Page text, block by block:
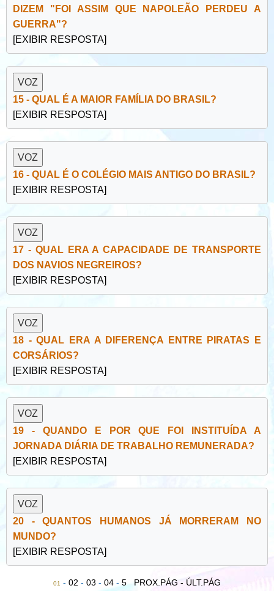
DIZEM "FOI ASSIM QUE NAPOLEÃO PERDEU A
GUERRA"?
[EXIBIR RESPOSTA]
15 - QUAL É A MAIOR FAMÍLIA DO BRASIL?
[EXIBIR RESPOSTA]
16 - QUAL É O COLÉGIO MAIS ANTIGO DO BRASIL?
[EXIBIR RESPOSTA]
17 - QUAL ERA A CAPACIDADE DE TRANSPORTE
DOS NAVIOS NEGREIROS?
[EXIBIR RESPOSTA]
18 - QUAL ERA A DIFERENÇA ENTRE PIRATAS E
CORSÁRIOS?
[EXIBIR RESPOSTA]
19 - QUANDO E POR QUE FOI INSTITUÍDA A
JORNADA DIÁRIA DE TRABALHO REMUNERADA?
[EXIBIR RESPOSTA]
20 - QUANTOS HUMANOS JÁ MORRERAM NO
MUNDO?
[EXIBIR RESPOSTA]
01 - 02 - 03 - 04 - 5PROX.PÁG - ÚLT.PÁG